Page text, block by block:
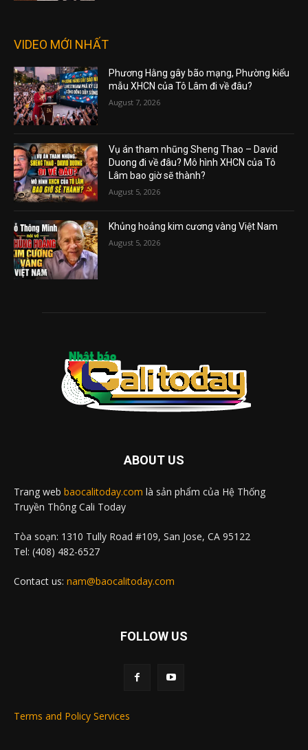
VIDEO MỚI NHẤT
Phương Hằng gây bão mạng, Phường kiểu
mẫu XHCN của Tô Lâm đi về đâu?
August 7, 2026
Vụ án tham nhũng Sheng Thao – David
Duong đi về đâu? Mô hình XHCN của Tô
Lâm bao giờ sẽ thành?
August 5, 2026
Khủng hoảng kim cương vàng Việt Nam
August 5, 2026
ABOUT US
Trang web baocalitoday.com là sản phẩm của Hệ Thống
Truyền Thông Cali Today
Tòa soạn: 1310 Tully Road #109, San Jose, CA 95122
Tel: (408) 482-6527
Contact us: nam@baocalitoday.com
FOLLOW US
Terms and Policy Services